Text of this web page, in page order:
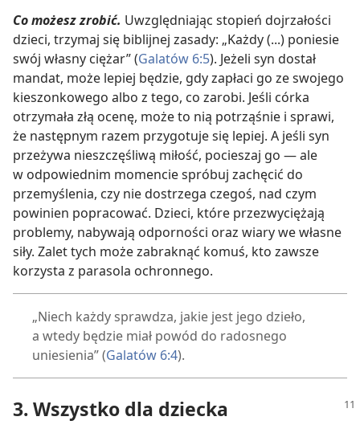
Co możesz zrobić. Uwzględniając stopień dojrzałości
dzieci, trzymaj się biblijnej zasady: „Każdy (...) poniesie
swój własny ciężar” (Galatów 6:5). Jeżeli syn dostał
mandat, może lepiej będzie, gdy zapłaci go ze swojego
kieszonkowego albo z tego, co zarobi. Jeśli córka
otrzymała złą ocenę, może to nią potrząśnie i sprawi,
że następnym razem przygotuje się lepiej. A jeśli syn
przeżywa nieszczęśliwą miłość, pocieszaj go — ale
w odpowiednim momencie spróbuj zachęcić do
przemyślenia, czy nie dostrzega czegoś, nad czym
powinien popracować. Dzieci, które przezwyciężają
problemy, nabywają odporności oraz wiary we własne
siły. Zalet tych może zabraknąć komuś, kto zawsze
korzysta z parasola ochronnego.
„Niech każdy sprawdza, jakie jest jego dzieło,
a wtedy będzie miał powód do radosnego
uniesienia” (Galatów 6:4).
3. Wszystko dla dziecka